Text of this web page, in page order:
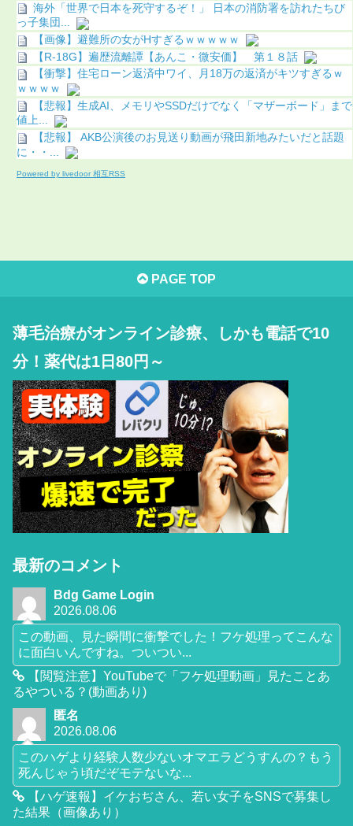
海外「世界で日本を死守するぞ！」 日本の消防署を訪れたちび
っ子集団...
【画像】避難所の女がHすぎるｗｗｗｗｗ
【R-18G】遍歴流離譚【あんこ・微安価】 第１８話
【衝撃】住宅ローン返済中ワイ、月18万の返済がキツすぎるｗ
ｗｗｗｗ
【悲報】生成AI、メモリやSSDだけでなく「マザーボード」まで
値上...
【悲報】 AKB公演後のお見送り動画が飛田新地みたいだと話題
に・・...
Powered by livedoor 相互RSS
PAGE TOP
薄毛治療がオンライン診療、しかも電話で10
分！薬代は1日80円～
最新のコメント
Bdg Game Login
2026.08.06
この動画、見た瞬間に衝撃でした！フケ処理ってこんな
に面白いんですね。ついつい...
【閲覧注意】YouTubeで「フケ処理動画」見たことあ
るやついる？(動画あり)
匿名
2026.08.06
このハゲより経験人数少ないオマエラどうすんの？もう
死んじゃう頃だぞモテないな...
【ハゲ速報】イケおぢさん、若い女子をSNSで募集し
た結果（画像あり）